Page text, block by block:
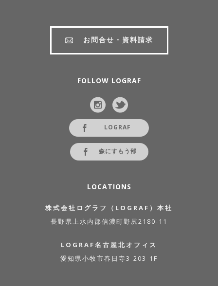
お問合せ・資料請求
FOLLOW LOGRAF
LOGRAF
森にすもう部
LOCATIONS
株式会社ログラフ（LOGRAF）本社
長野県上水内郡信濃町野尻2180-11
LOGRAF名古屋北オフィス
愛知県小牧市春日寺3-203-1F